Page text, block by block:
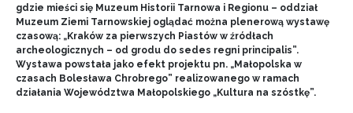
gdzie mieści się Muzeum Historii Tarnowa i Regionu – oddział
Muzeum Ziemi Tarnowskiej oglądać można plenerową wystawę
czasową: „Kraków za pierwszych Piastów w źródłach
archeologicznych – od grodu do sedes regni principalis”.
Wystawa powstała jako efekt projektu pn. „Małopolska w
czasach Bolesława Chrobrego” realizowanego w ramach
działania Województwa Małopolskiego „Kultura na szóstkę”.